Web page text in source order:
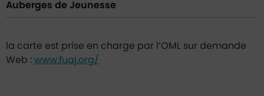
Auberges de Jeunesse
la carte est prise en charge par l’OML sur demande
Web : www.fuaj.org/